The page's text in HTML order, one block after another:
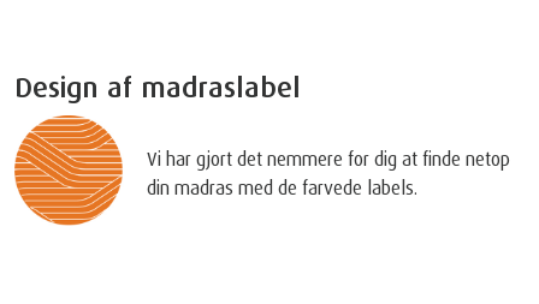
Design af madraslabel
Vi har gjort det nemmere for dig at finde netop
din madras med de farvede labels.